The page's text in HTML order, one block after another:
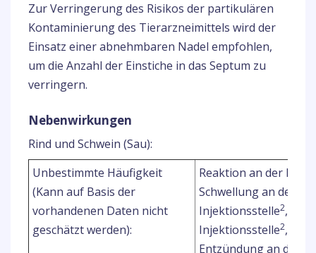
Zur Verringerung des Risikos der partikulären
Kontaminierung des Tierarzneimittels wird der
Einsatz einer abnehmbaren Nadel empfohlen,
um die Anzahl der Einstiche in das Septum zu
verringern.
Nebenwirkungen
Rind und Schwein (Sau):
Unbestimmte Häufigkeit
(Kann auf Basis der
vorhandenen Daten nicht
geschätzt werden):
Reaktion an der
Schwellung an der
Injektionsstelle2,
Injektionsstelle2,
Entzündung an der